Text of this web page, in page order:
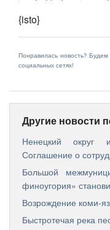
{isto}
Понравилась новость?
социальных сетях!
Другие новости
​Ненецкий округ
Соглашение о
Большой
финоугория»
Возрождение коми-
Быстротечая река